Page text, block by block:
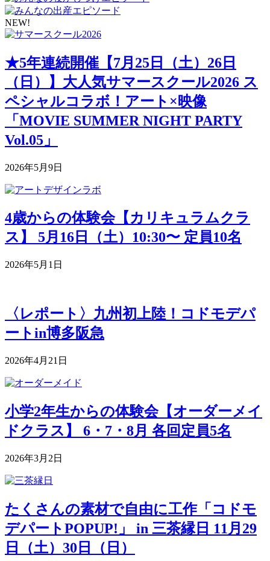
NEW!
★5年連続開催【7月25日（土）26日
（日）】大人気サマースクール2026 ス
ペシャルコラボ！アート×映像
「MOVIE SUMMER NIGHT PARTY
Vol.05」
2026年5月9日
4歳からの体験会【カリキュラムクラ
ス】 5月16日（土）10:30〜 定員10名
2026年5月1日
〈レポート〉九州初上陸！コドモデパ
ートin博多阪急
2026年4月21日
小学2年生からの体験会【オーダーメイ
ドクラス】 6・7・8月 各回定員5名
2026年3月2日
たくさんの素材で自由に工作「コドモ
デパートPOPUP!」 in 三茶縁日 11月29
日（土）30日（日）